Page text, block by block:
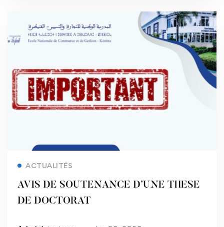
ACTUALITÉS
AVIS DE SOUTENANCE D’UNE THESE
DE DOCTORAT